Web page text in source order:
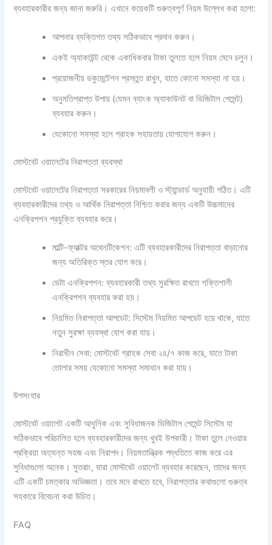
ব্যবহারকারীর জন্য জানা জরুরি। এখানে কয়েকটি গুরুত্বপূর্ণ নিয়ম উল্লেখ করা হলো:
আপনার ব্যক্তিগত তথ্য সঠিকভাবে প্রদান করুন।
একই অ্যাকাউন্ট থেকে একাধিকবার টাকা তুলতে হলে নিয়ম মেনে চলুন।
প্রয়োজনীয় ডকুমেন্টেশন প্রস্তুত রাখুন, যাতে কোনো সমস্যা না হয়।
অনুমতিপ্রাপ্ত উপায় (যেমন ব্যাংক অ্যাকাউনট বা ডিজিটাল পেমেন্ট)
ব্যবহার করুন।
যেকোনো সমস্যা হলে গ্রাহক সহায়তায় যোগাযোগ করুন।
মোস্টবেট ওয়ালেটের নিরাপত্তা ব্যবস্থা
মোস্টবেট ওয়ালেটের নিরাপত্তা সরকারের নিয়মাবলী ও স্ট্যান্ডার্ড অনুযায়ী গঠিত। এটি
ব্যবহারকারীদের তথ্য ও আর্থিক নিরাপত্তা নিশ্চিত করার জন্য একটি উচ্চমানের
এনক্রিপশন প্রযুক্তি ব্যবহার করে।
মাল্টি-ফ্যাক্টর অথেনটিকেশন: এটি ব্যবহারকারীদের নিরাপত্তা বাড়ানোর
জন্য অতিরিক্ত স্তর যোগ করে।
ডেটা এনক্রিপশন: ব্যবহারকারী তথ্য সুরক্ষিত রাখতে শক্তিশালী
এনক্রিপশন ব্যবহার করা হয়।
নিয়মিত নিরাপত্তা আপডেট: সিস্টেম নিয়মিত আপডেট হয়ে থাকে, যাতে
নতুন সুরক্ষা ব্যবস্থা যোগ করা যায়।
নিরাধীন সেবা: মোস্টবেট গ্রাহক সেবা ২৪/৭ কাজ করে, যাতে টাকা
তোলার সময় যেকোনো সমস্যা সমাধান করা যায়।
উপসংহার
মোস্টবেট ওয়ালেট একটি আধুনিক এবং সুবিধাজনক ডিজিটাল পেমেন্ট সিস্টেম যা
সঠিকভাবে পরিচালিত হলে ব্যবহারকারীদের জন্য খুবই উপকারী। টাকা তুলে নেওয়ার
প্রক্রিয়া অত্যন্ত সহজ এবং নিরাপদ। নিয়মতান্ত্রিক পদ্ধতিতে কাজ করে এর
সুবিধাগুলো অনেক। সুতরাং, যারা মোস্টবেট ওয়ালেট ব্যবহার করেছেন, তাদের জন্য
এটি একটি চমত্কার অভিজ্ঞতা। তবে মনে রাখতে হবে, নিরাপত্তার কথাগুলো গুরুত্ব
সহকারে বিবেচনা করা উচিত।
FAQ